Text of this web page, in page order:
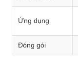
Ứng dụng
Đóng gói